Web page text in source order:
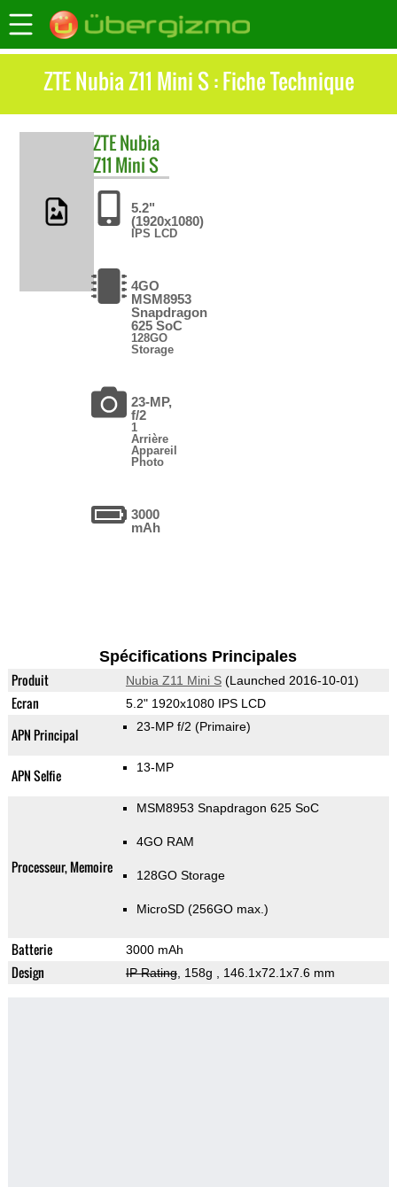
ZTE Nubia Z11 Mini S : Fiche Technique
ZTENubia
Z11 Mini S
5.2"
(1920x1080)
IPS LCD
4GO
MSM8953
Snapdragon
625 SoC
128GO
Storage
23-MP,
f/2
1
Arrière
Appareil
Photo
3000
mAh
Spécifications Principales
Produit Nubia Z11 Mini S(Launched 2016-10-01)
Ecran 5.2" 1920x1080 IPS LCD
APN Principal 23-MP f/2 (Primaire)
APN Selfie 13-MP
Processeur, Memoire
MSM8953 Snapdragon 625 SoC
4GO RAM
128GO Storage
MicroSD (256GO max.)
Batterie 3000 mAh
Design IP Rating, 158g , 146.1x72.1x7.6 mm